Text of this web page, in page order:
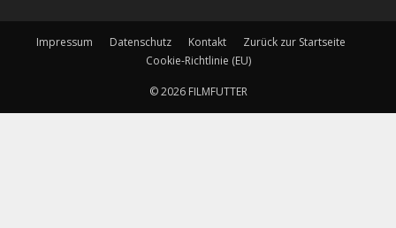
Impressum Datenschutz Kontakt
Zurück zur Startseite
Cookie-Richtlinie (EU)
© 2026 FILMFUTTER